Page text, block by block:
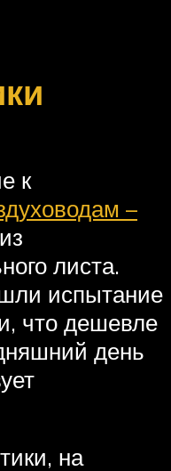
к
–
из
листа.
испытание
что дешевле
день
на